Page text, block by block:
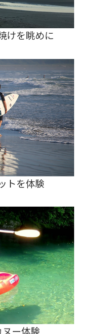
けを眺めに
トを体験
ー体験